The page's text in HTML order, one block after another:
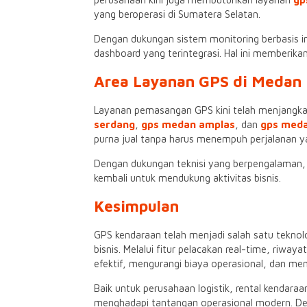
yang beroperasi di Sumatera Selatan.
Dengan dukungan sistem monitoring berbasis
dashboard yang terintegrasi. Hal ini
Area Layanan GPS di Medan
Layanan pemasangan GPS kini telah
serdang gps medan amplas , dan gps
purna jual tanpa harus menempuh perjalanan
Dengan dukungan teknisi yang
kembali untuk mendukung aktivitas bisnis.
Kesimpulan
GPS kendaraan telah menjadi salah satu
bisnis. Melalui fitur pelacakan real-time,
efektif, mengurangi biaya operasional, dan
Baik untuk perusahaan logistik, rental
menghadapi tantangan operasional modern.